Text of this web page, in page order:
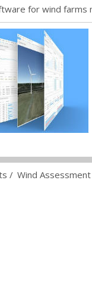
for wind farms
/ Wind